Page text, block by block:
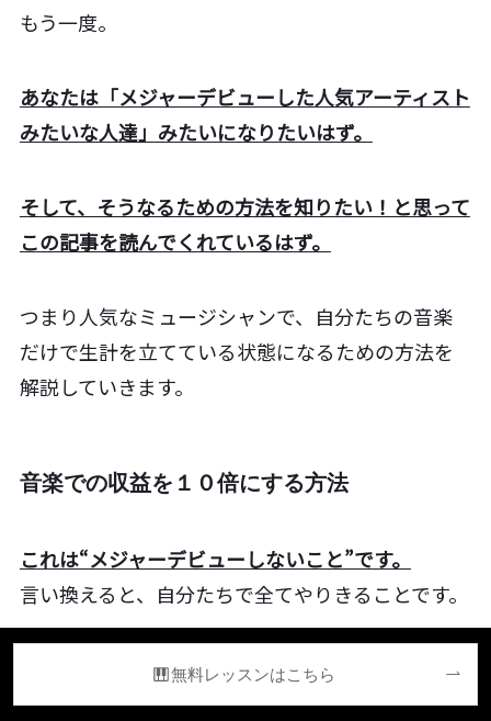
もう一度。
あなたは「メジャーデビューした人気アーティスト
みたいな人達」みたいになりたいはず。
そして、そうなるための方法を知りたい！と思って
この記事を読んでくれているはず。
つまり人気なミュージシャンで、自分たちの音楽
だけで生計を立てている状態になるための方法を
解説していきます。
音楽での収益を１０倍にする方法
これは“メジャーデビューしないこと”です。
言い換えると、自分たちで全てやりきることです。
メジャー契約してしまうと、上述した通り取り分が
１％という悲惨なことになります。
無料レッスンはこちら